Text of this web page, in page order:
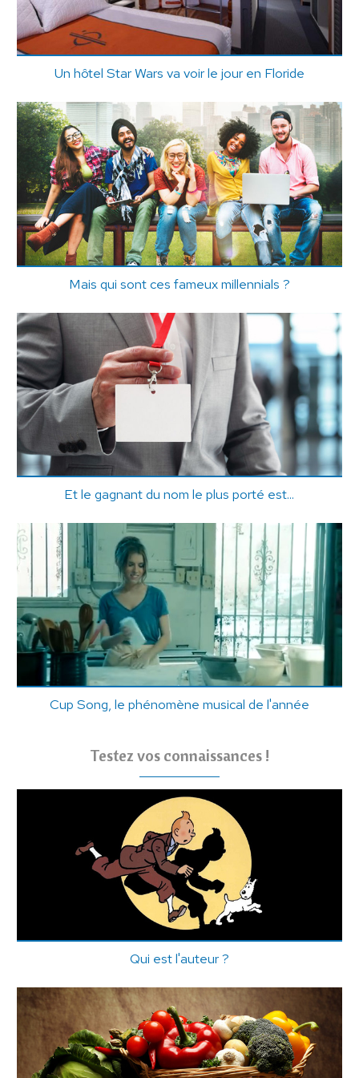
Un hôtel Star Wars va voir le jour en Floride
Mais qui sont ces fameux millennials ?
Et le gagnant du nom le plus porté est...
Cup Song, le phénomène musical de l'année
Testez vos connaissances !
Qui est l'auteur ?